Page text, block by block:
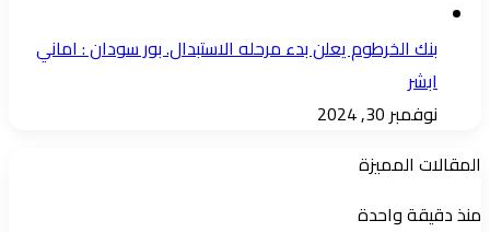
بنك الخرطوم يعلن بدء مرحله الاستبدال. بور سودان : اماني
ابشر
نوفمبر 30, 2024
المقالات المميزة
لتقييم
منذ دقيقة واحدة